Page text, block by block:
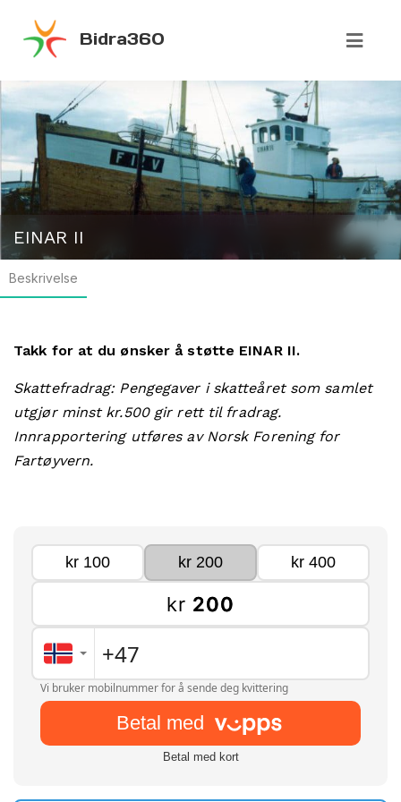
Bidra360
EINAR II
Beskrivelse
Takk for at du ønsker å støtte EINAR II.
Skattefradrag: Pengegaver i skatteåret som samlet
utgjør minst kr.500 gir rett til fradrag.
Innrapportering utføres av Norsk Forening for
Fartøyvern.